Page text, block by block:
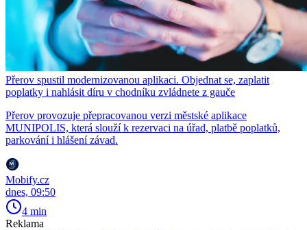
Přerov spustil modernizovanou aplikaci. Objednat se, zaplatit
poplatky i nahlásit díru v chodníku zvládnete z gauče
Přerov provozuje přepracovanou verzi městské aplikace
MUNIPOLIS, která slouží k rezervaci na úřad, platbě poplatků,
parkování i hlášení závad.
Mobify.cz
dnes, 09:50
4 min
Reklama